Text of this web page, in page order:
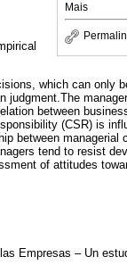
Mais
which can only
between
(CSR) is
between managerial
tend to resist
of attitudes
Empresas – Un